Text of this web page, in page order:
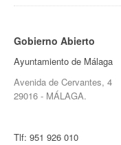
Gobierno Abierto
Ayuntamiento de Málaga
Avenida de Cervantes, 4
29016 - MÁLAGA.
Tlf: 951 926 010